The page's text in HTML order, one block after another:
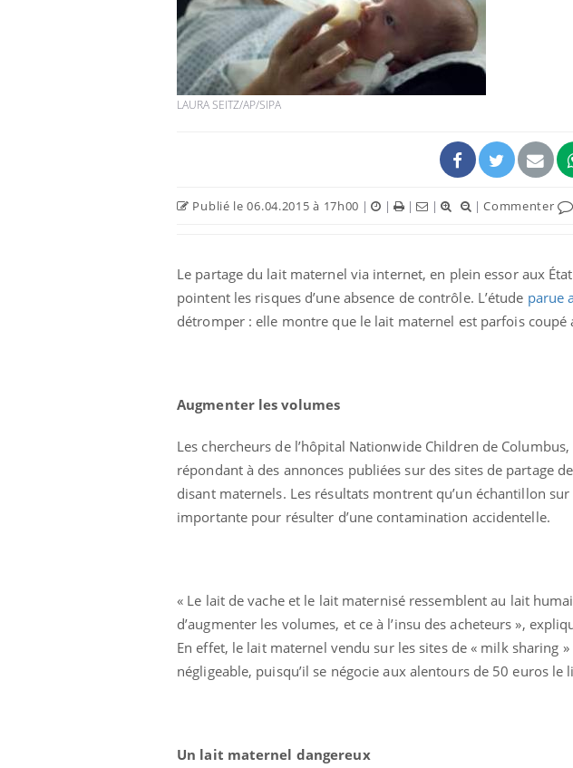
LAURA SEITZ/AP/SIPA
Publié le 06.04.2015 à 17h00 | | | | |Commenter
Le partage du lait maternel via internet, en plein essor aux
pointent les risques d’une absence de contrôle. L’étude parue
détromper : elle montre que le lait maternel est parfois coupé
Augmenter les volumes
Les chercheurs de l’hôpital Nationwide Children de
répondant à des annonces publiées sur des sites de partage
disant maternels. Les résultats montrent qu’un échantillon
importante pour résulter d’une contamination accidentelle.
« Le lait de vache et le lait maternisé ressemblent au lait
d’augmenter les volumes, et ce à l’insu des acheteurs »,
En effet, le lait maternel vendu sur les sites de « milk sharing
négligeable, puisqu’il se négocie aux alentours de 50 euros
Un lait maternel dangereux
Grossesse et chaleur : ce
que dit la science
l'apprentissage de la
Mordue par
barracuda,